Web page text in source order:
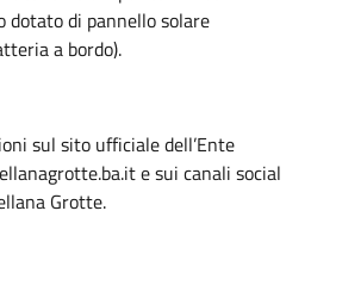
di pannello solare
a bordo).
sul sito ufficiale dell’Ente
e sui canali social
Grotte.